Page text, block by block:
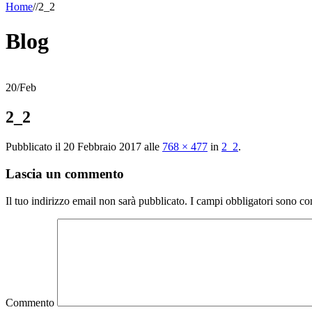
Home//2_2
Blog
20/Feb
2_2
Pubblicato il 20 Febbraio 2017 alle 768 × 477 in 2_2.
Lascia un commento
Il tuo indirizzo email non sarà pubblicato. I campi obbligatori sono
Commento